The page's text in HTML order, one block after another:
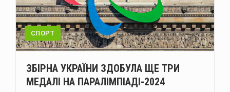
СПОРТ
ЗБІРНА УКРАЇНИ ЗДОБУЛА ЩЕ ТРИ
МЕДАЛІ НА ПАРАЛІМПІАДІ-2024